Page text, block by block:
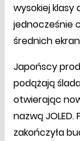
wysokiej
jednocześnie
średnich
Japońscy
podążają
otwierając
nazwą JOLED.
zakończyła